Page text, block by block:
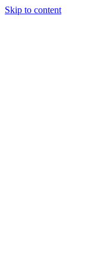
Skip to content